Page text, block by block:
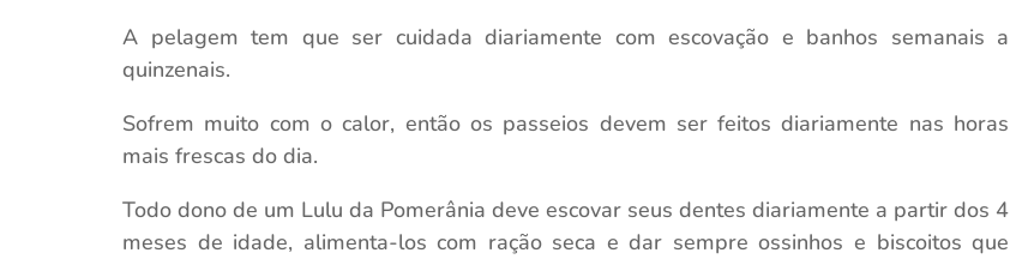
A pelagem tem que ser cuidada diariamente com escovação e banhos semanais a
quinzenais.
Sofrem muito com o calor, então os passeios devem ser feitos diariamente nas horas
mais frescas do dia.
Todo dono de um Lulu da Pomerânia deve escovar seus dentes diariamente a partir dos 4
meses de idade, alimenta-los com ração seca e dar sempre ossinhos e biscoitos que